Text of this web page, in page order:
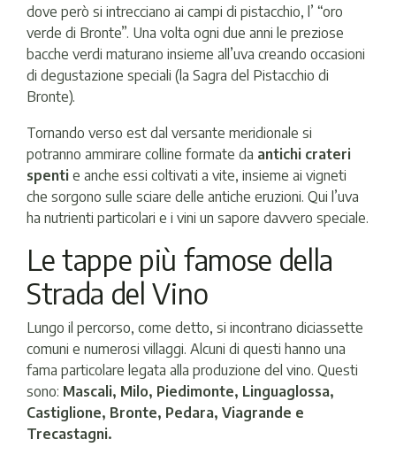
dove però si intrecciano ai campi di pistacchio, l’ “oro
verde di Bronte”. Una volta ogni due anni le preziose
bacche verdi maturano insieme all’uva creando occasioni
di degustazione speciali (la Sagra del Pistacchio di
Bronte).
Tornando verso est dal versante meridionale si
potranno ammirare colline formate da antichi crateri
spenti e anche essi coltivati a vite, insieme ai vigneti
che sorgono sulle sciare delle antiche eruzioni. Qui l’uva
ha nutrienti particolari e i vini un sapore davvero speciale.
Le tappe più famose della
Strada del Vino
Lungo il percorso, come detto, si incontrano diciassette
comuni e numerosi villaggi. Alcuni di questi hanno una
fama particolare legata alla produzione del vino. Questi
sono: Mascali, Milo, Piedimonte, Linguaglossa,
Castiglione, Bronte, Pedara, Viagrande e
Trecastagni.